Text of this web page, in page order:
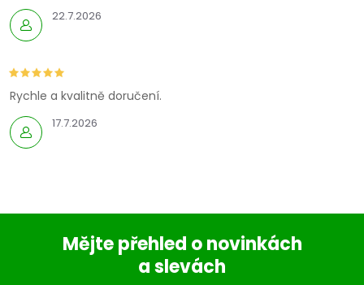
22.7.2026
17.7.2026
Rychle a kvalitně doručení.
Mějte přehled o novinkách
a slevách